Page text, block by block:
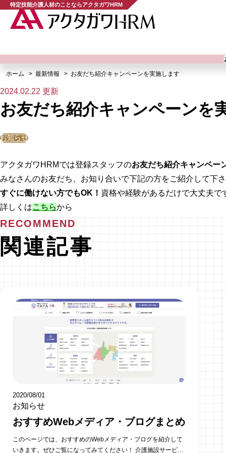
特定技能介護人材のことならアクタガワHRM
ホーム 最新情報 お友だち紹介キャンペーンを実施します
2024.02.22 更新
お友だち紹介キャンペーンを
お知らせ
アクタガワHRMでは登録スタッフのお友だち紹介キャンペー
みなさんのお友だち、お知り合いで下記の方をご紹介して下さ
すぐに働けない方でもOK！ 資格や経験があるだけで大丈夫で
詳しくはこちらから
RECOMMEND
関連記事
2020/08/01
お知らせ
おすすめWebメディア・ブログまとめ
このページでは、おすすめのWebメディア・ブログを紹介して
いきます。ぜひご覧になってみてください！ 介護施設サービス